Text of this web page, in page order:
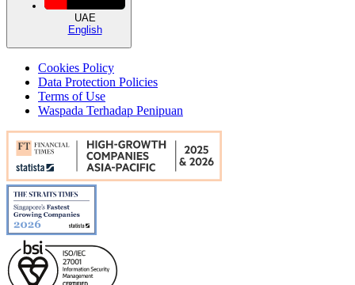
UAE
English
Cookies Policy
Data Protection Policies
Terms of Use
Waspada Terhadap Penipuan